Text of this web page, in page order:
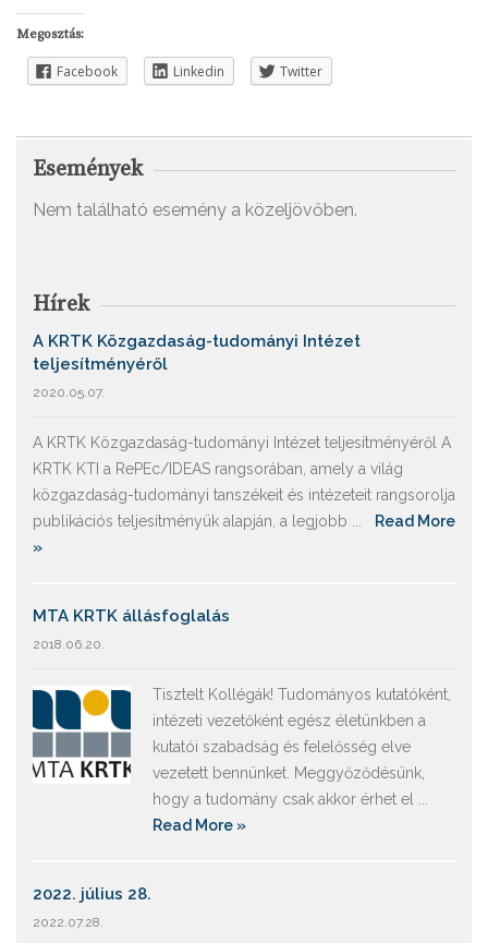
Megosztás:
Facebook Linkedin Twitter
Események
Nem található esemény a közeljövőben.
Hírek
A KRTK Közgazdaság-tudományi Intézet
teljesítményéről
2020.05.07.
A KRTK Közgazdaság-tudományi Intézet teljesítményéről A
KRTK KTI a RePEc/IDEAS rangsorában, amely a világ
közgazdaság-tudományi tanszékeit és intézeteit rangsorolja
publikációs teljesítményük alapján, a legjobb ...
Read More
»
MTA KRTK állásfoglalás
2018.06.20.
Tisztelt Kollégák! Tudományos kutatóként,
intézeti vezetőként egész életünkben a
kutatói szabadság és felelősség elve
vezetett bennünket. Meggyőződésünk,
hogy a tudomány csak akkor érhet el ...
Read More »
2022. július 28.
2022.07.28.